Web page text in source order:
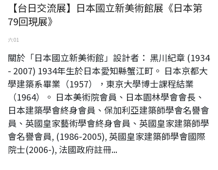
【台日交流展】日本國立新美術館展《日本第
79回現展》
六 01
關於「日本國立新美術館」設計者： 黑川紀章 (1934
- 2007) 1934年生於日本愛知縣蟹江町。 日本京都大
學建築系畢業（1957），東京大學博士課程結業
（1964）。 日本美術院會員、日本園林學會會長、
日本建築學會終身會員、保加利亞建築師學會名譽會
員、英國皇家藝術學會終身會員、英國皇家建築師學
會名譽會員, (1986-2005), 英國皇家建築師學會國際
院士(2006-), 法國政府註冊...